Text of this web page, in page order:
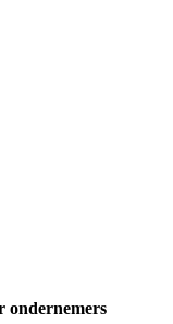
ondernemers